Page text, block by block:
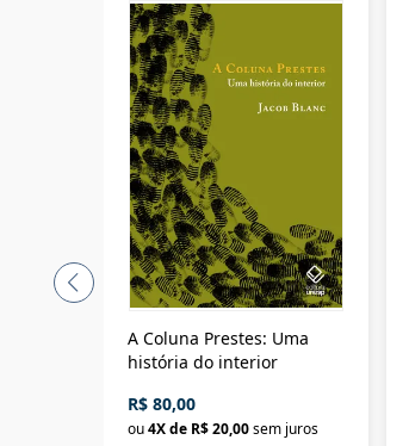
A Coluna Prestes: Uma
história do interior
R$ 80,00
ou4X de R$ 20,00sem juros